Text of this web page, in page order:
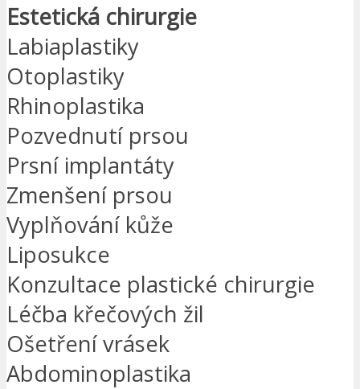
Estetická chirurgie
Labiaplastiky
Otoplastiky
Rhinoplastika
Pozvednutí prsou
Prsní implantáty
Zmenšení prsou
Vyplňování kůže
Liposukce
Konzultace plastické chirurgie
Léčba křečových žil
Ošetření vrásek
Abdominoplastika